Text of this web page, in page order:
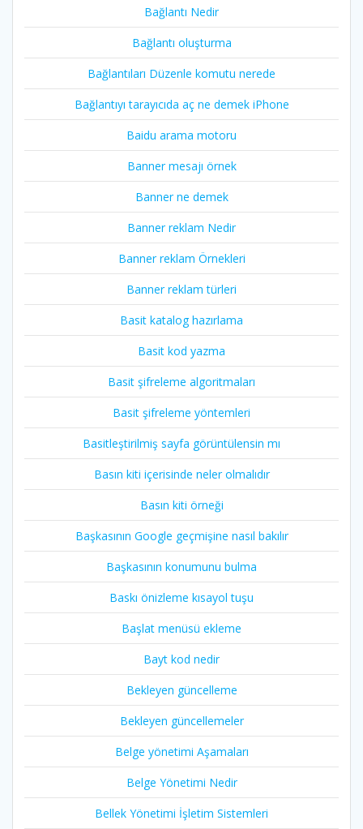
Bağlantı Nedir
Bağlantı oluşturma
Bağlantıları Düzenle komutu nerede
Bağlantıyı tarayıcıda aç ne demek iPhone
Baidu arama motoru
Banner mesajı örnek
Banner ne demek
Banner reklam Nedir
Banner reklam Örnekleri
Banner reklam türleri
Basit katalog hazırlama
Basit kod yazma
Basit şifreleme algoritmaları
Basit şifreleme yöntemleri
Basitleştirilmiş sayfa görüntülensin mı
Basın kiti içerisinde neler olmalıdır
Basın kiti örneği
Başkasının Google geçmişine nasıl bakılır
Başkasının konumunu bulma
Baskı önizleme kısayol tuşu
Başlat menüsü ekleme
Bayt kod nedir
Bekleyen güncelleme
Bekleyen güncellemeler
Belge yönetimi Aşamaları
Belge Yönetimi Nedir
Bellek Yönetimi İşletim Sistemleri